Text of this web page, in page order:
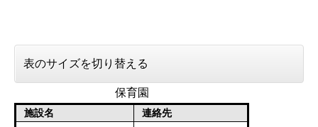
表のサイズを切り替える
保育園
施設名
連絡先